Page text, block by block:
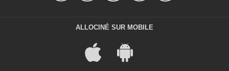
ALLOCINÉ SUR MOBILE